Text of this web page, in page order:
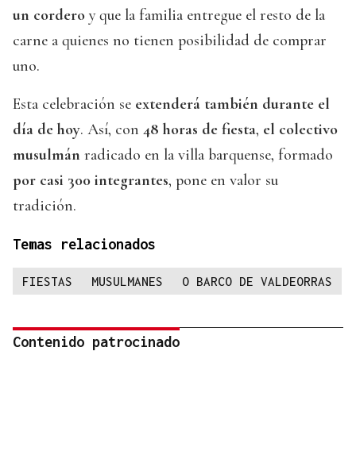
un cordero y que la familia entregue el resto de la
carne a quienes no tienen posibilidad de comprar
uno.
Esta celebración se extenderá también durante el
día de hoy. Así, con 48 horas de fiesta, el colectivo
musulmán radicado en la villa barquense, formado
por casi 300 integrantes, pone en valor su
tradición.
Temas relacionados
FIESTAS MUSULMANES O BARCO DE VALDEORRAS
Contenido patrocinado